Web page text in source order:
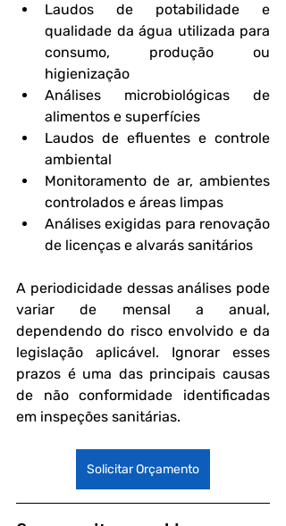
Laudos de potabilidade e
qualidade da água utilizada para
consumo, produção ou
higienização
Análises microbiológicas de
alimentos e superfícies
Laudos de efluentes e controle
ambiental
Monitoramento de ar, ambientes
controlados e áreas limpas
Análises exigidas para renovação
de licenças e alvarás sanitários
A periodicidade dessas análises pode
variar de mensal a anual,
dependendo do risco envolvido e da
legislação aplicável. Ignorar esses
prazos é uma das principais causas
de não conformidade identificadas
em inspeções sanitárias.
Solicitar Orçamento